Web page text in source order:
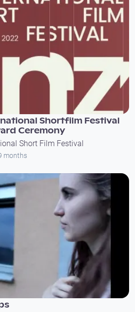
Shortfilm Festival
Ceremony
Short Film Festival
months